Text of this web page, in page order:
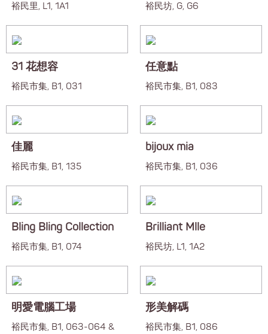
裕民里, L1, 1A1 裕民坊, G, G6
31 花想容
裕民市集, B1, 031
任意點
裕民市集, B1, 083
佳麗
裕民市集, B1, 135
bijoux mia
裕民市集, B1, 036
Bling Bling Collection
裕民市集, B1, 074
Brilliant Mlle
裕民坊, L1, 1A2
明愛電腦工場
裕民市集, B1, 063-064 &
形美解碼
裕民市集, B1, 086